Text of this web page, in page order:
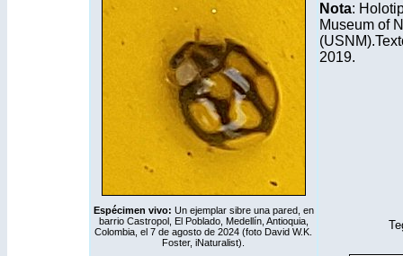
Espécimen vivo: Un ejemplar sibre una pared, en
barrio Castropol, El Poblado, Medellín, Antioquia,
Colombia, el 7 de agosto de 2024 (foto David W.K.
Foster, iNaturalist).
Nota:
Museum of
2019.